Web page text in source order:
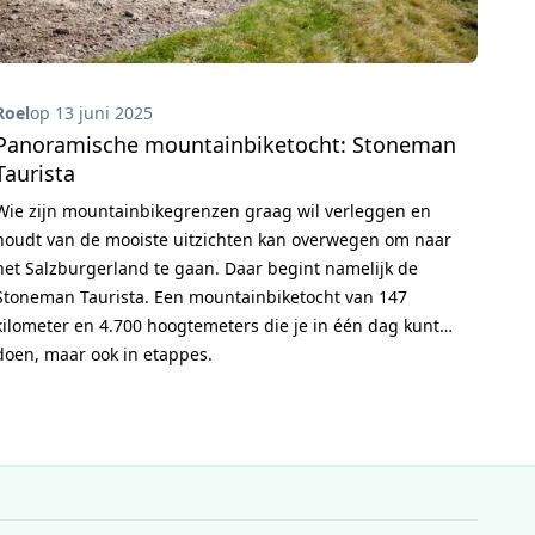
op 13 juni 2025
mountainbiketocht: Stoneman
zijn mountainbikegrenzen graag wil verleggen en
van de mooiste uitzichten kan overwegen om naar
Salzburgerland te gaan. Daar begint namelijk de
Taurista. Een mountainbiketocht van 147
en 4.700 hoogtemeters die je in één dag kunt
maar ook in etappes.